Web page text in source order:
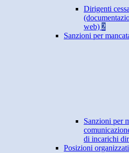
Dirigenti
web) 2
Sanzioni per
Sanzioni per
di incarichi
Posizioni